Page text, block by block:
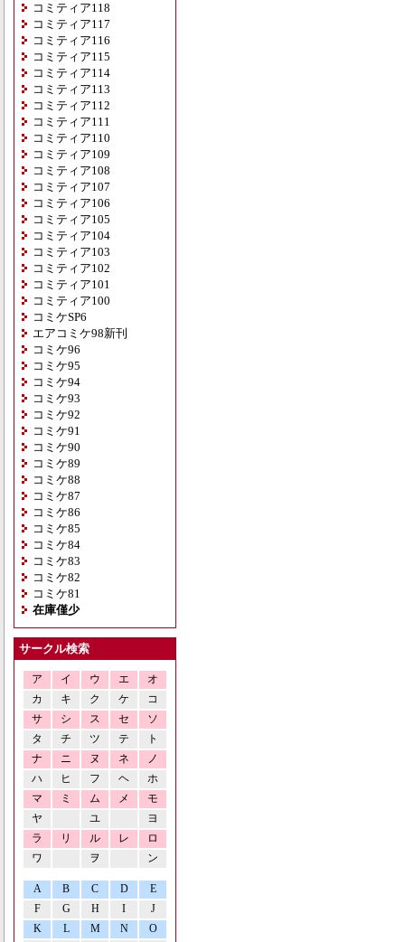
コミティア118
コミティア117
コミティア116
コミティア115
コミティア114
コミティア113
コミティア112
コミティア111
コミティア110
コミティア109
コミティア108
コミティア107
コミティア106
コミティア105
コミティア104
コミティア103
コミティア102
コミティア101
コミティア100
コミケSP6
エアコミケ98新刊
コミケ96
コミケ95
コミケ94
コミケ93
コミケ92
コミケ91
コミケ90
コミケ89
コミケ88
コミケ87
コミケ86
コミケ85
コミケ84
コミケ83
コミケ82
コミケ81
在庫僅少
サークル検索
ア イ ウ エ
オ
カ
キ ク ケ
コ
サ
シ ス セ
ソ
タ
チ ツ テ
ト
ナ
ニ ヌ ネ
ノ
ハ
ヒ フ ヘ
ホ
マ
ミ ム メ
モ
ヤ
ユ
ヨ
ラ
リ ル レ
ロ
ワ
ヲ ン
A B C D
E
F
G H I
J
K
L M N O